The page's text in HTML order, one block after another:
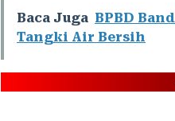
Baca Juga BPBD
Tangki Air Bersih